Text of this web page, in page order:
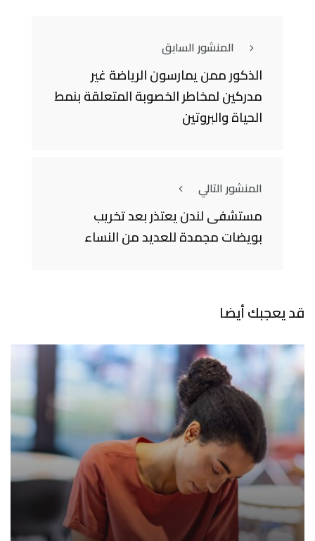
المنشور السابق
الذكور ممن يمارسون الرياضة غير
مدركين لمخاطر الخصوبة المتعلقة بنمط
الحياة والبروتين
المنشور التالي
مستشفى لندن يعتذر بعد تخريب
بويضات مجمدة للعديد من النساء
قد يعجبك أيضا